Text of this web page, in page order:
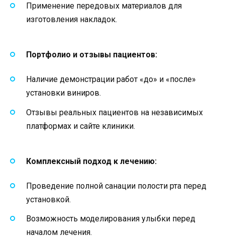
Применение передовых материалов для
изготовления накладок.
Портфолио и отзывы пациентов:
Наличие демонстрации работ «до» и «после»
установки виниров.
Отзывы реальных пациентов на независимых
платформах и сайте клиники.
Комплексный подход к лечению:
Проведение полной санации полости рта перед
установкой.
Возможность моделирования улыбки перед
началом лечения.